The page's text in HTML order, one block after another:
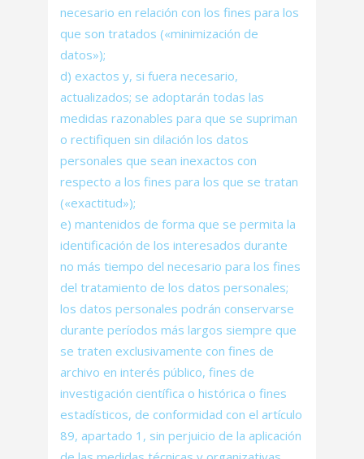
necesario en relación con los fines para los
que son tratados («minimización de
datos»);
d) exactos y, si fuera necesario,
actualizados; se adoptarán todas las
medidas razonables para que se supriman
o rectifiquen sin dilación los datos
personales que sean inexactos con
respecto a los fines para los que se tratan
(«exactitud»);
e) mantenidos de forma que se permita la
identificación de los interesados durante
no más tiempo del necesario para los fines
del tratamiento de los datos personales;
los datos personales podrán conservarse
durante períodos más largos siempre que
se traten exclusivamente con fines de
archivo en interés público, fines de
investigación científica o histórica o fines
estadísticos, de conformidad con el artículo
89, apartado 1, sin perjuicio de la aplicación